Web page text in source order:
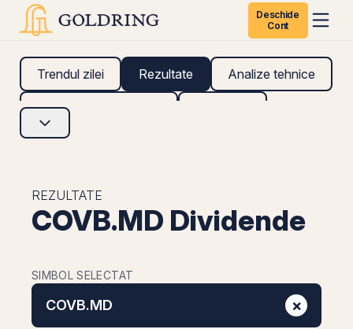
Deschide
Cont
Trendul zilei Rezultate Analize tehnice
Analize fundamentale
REZULTATE
COVB.MD Dividende
SIMBOL SELECTAT
COVB.MD ×